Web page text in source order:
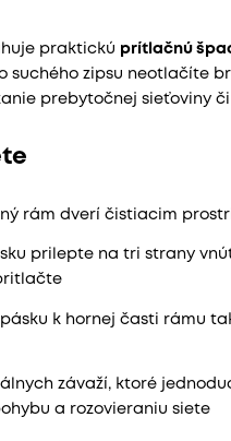
praktickú prítlačnú
suchého zipsu neotlačíte
prebytočnej sieťoviny
rám dverí čistiacim
prilepte na tri strany
k hornej časti rámu
závaží, ktoré
a rozovieraniu siete